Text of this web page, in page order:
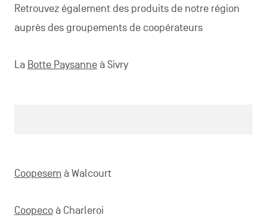
Retrouvez également des produits de notre région
auprès des groupements de coopérateurs
La Botte Paysanneà Sivry
Coopesem à Walcourt
Coopecoà Charleroi